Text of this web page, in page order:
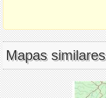
Mapas similares